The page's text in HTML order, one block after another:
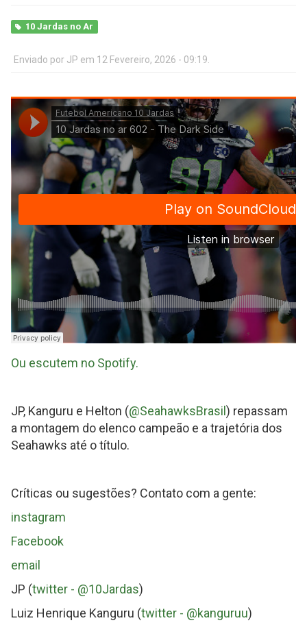
10 Jardas no Ar
Enviado por JP em 12 Fevereiro, 2026 - 09:19.
10
Jardas
no
ar
602
-
The
Dark
Side
by
Futebol
Americano
Jardas
Ou escutem no Spotify.
JP, Kanguru e Helton (@SeahawksBrasil ) repassam
a montagem do elenco campeão e a trajetória dos
Seahawks até o título.
Críticas ou sugestões? Contato com a gente:
instagram
Facebook
email
JP (twitter - @10Jardas)
Luiz Henrique Kanguru (twitter - @kanguruu)